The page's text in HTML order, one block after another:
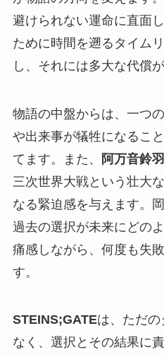
避けられない運命に直面
ために時間を遡るタイム
し、それには多大な代償
物語の中盤からは、一つ
や出来事が犠牲になるこ
てます。また、
阿万音鈴羽
三次世界大戦という壮大
なる緊迫感を与えます。
過去の選択が未来にどの
痛感しながら、何度も失
す。
STEINS;GATEは、ただの
なく、選択とその結果に